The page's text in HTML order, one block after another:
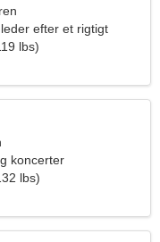
efter et rigtigt
lbs)
koncerter
lbs)